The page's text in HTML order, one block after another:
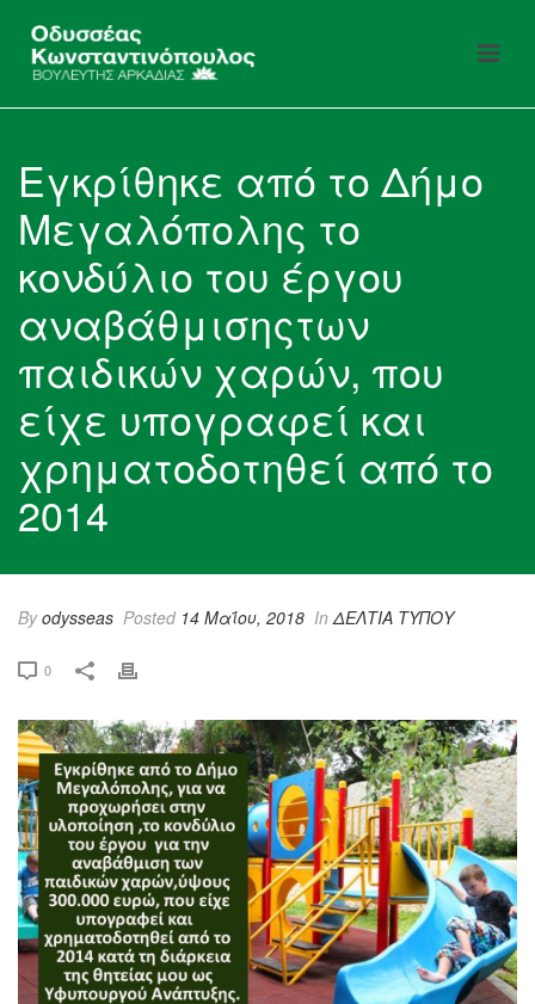
Εγκρίθηκε από το Δήμο
Μεγαλόπολης το
κονδύλιο του έργου
αναβάθμισηςτων
παιδικών χαρών, που
είχε υπογραφεί και
χρηματοδοτηθεί από το
2014
Byodysseas Posted 14 Μαΐου, 2018 InΔΕΛΤΙΑ ΤΥΠΟΥ
0